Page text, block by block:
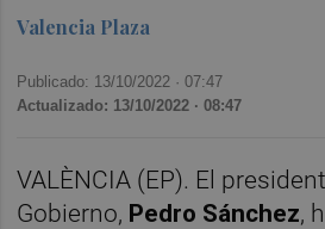
Valencia Plaza
Publicado: 13/10/2022 ·07:47
Actualizado: 13/10/2022 · 08:47
VALÈNCIA (EP). El
Gobierno, Pedro Sánchez,